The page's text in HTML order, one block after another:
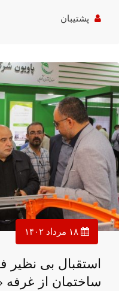
پشتیبان
استقبال بی نظیر
ساختمان از غرفه